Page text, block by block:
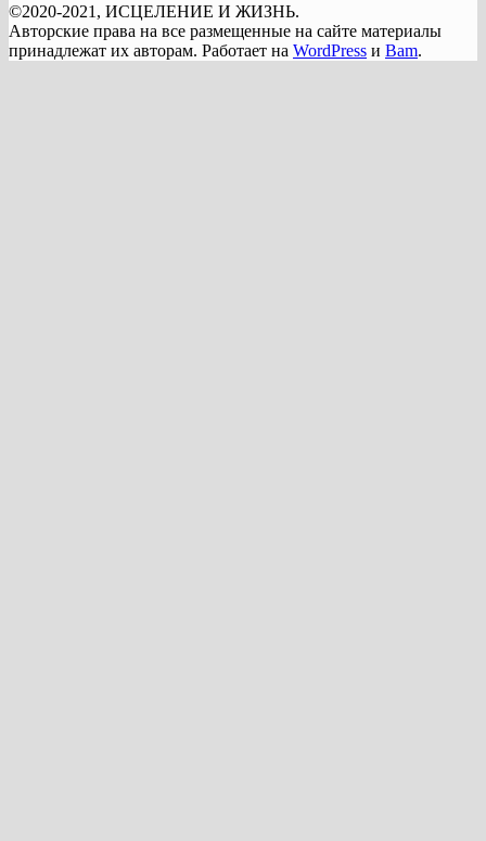
©2020-2021, ИСЦЕЛЕНИЕ И ЖИЗНЬ.
Авторские права на все размещенные на сайте материалы
принадлежат их авторам. Работает на WordPress и Bam.